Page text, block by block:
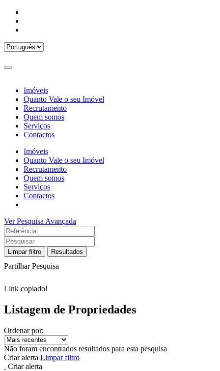
Imóveis
Quanto Vale o seu Imóvel
Recrutamento
Quem somos
Serviços
Contactos
Imóveis
Quanto Vale o seu Imóvel
Recrutamento
Quem somos
Serviços
Contactos
Ver Pesquisa Avançada
Limpar filtro Resultados
Partilhar Pesquisa
Link copiado!
Listagem de Propriedades
Ordenar por:
Não foram encontrados resultados para esta pesquisa
Criar alerta Limpar filtro
Criar alerta